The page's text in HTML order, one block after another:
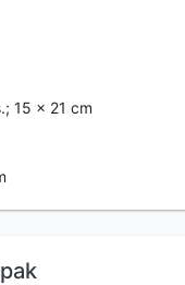
15 x 21 cm